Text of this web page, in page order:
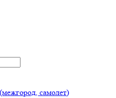
самолет)